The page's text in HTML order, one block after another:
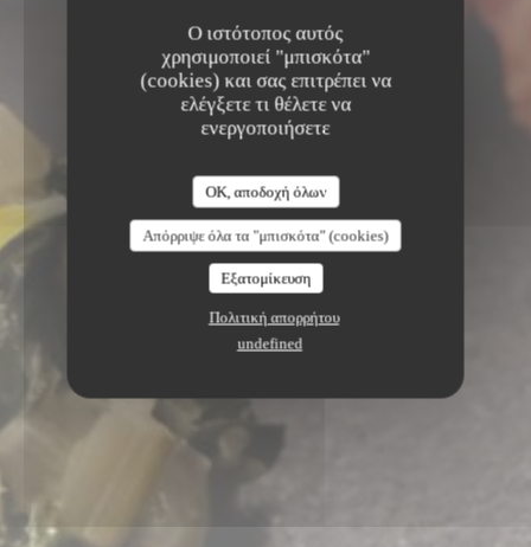
Ο ιστότοπος αυτός
χρησιμοποιεί "μπισκότα"
(cookies) και σας επιτρέπει να
ελέγξετε τι θέλετε να
ενεργοποιήσετε
OK, αποδοχή όλων
Απόρριψε όλα τα "μπισκότα" (cookies)
Εξατομίκευση
Πολιτική απορρήτου
undefined